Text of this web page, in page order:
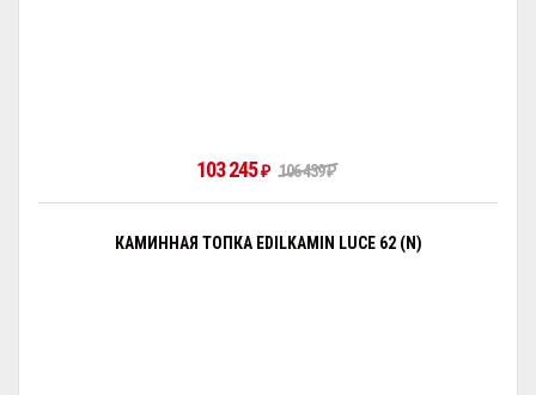
103 245 ₽ 106 439₽
КАМИННАЯ ТОПКА EDILKAMIN LUCE 62 (N)